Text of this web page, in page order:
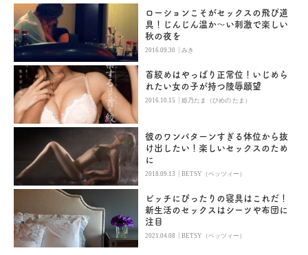
ローションこそがセックスの飛び道
具！じんじん温か～い刺激で楽しい
秋の夜を
2016.09.30 |みき
首絞めはやっぱり正常位！いじめら
れたい女の子が持つ陵辱願望
2016.10.15 |姫乃たま（ひめの たま）
彼のワンパターンすぎる体位から抜
け出したい！楽しいセックスのため
に
2018.09.13 |BETSY（ベッツィー）
ビッチにぴったりの寝具はこれだ！
新生活のセックスはシーツや布団に
注目
2021.04.08 |BETSY（ベッツィー）